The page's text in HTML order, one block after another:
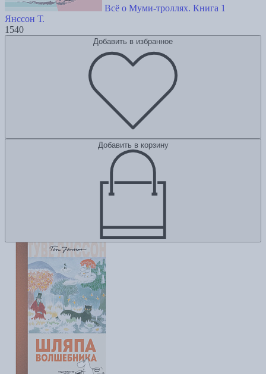
Всё о Муми-троллях. Книга 1
Янссон Т.
1540
Добавить в избранное
Добавить в корзину